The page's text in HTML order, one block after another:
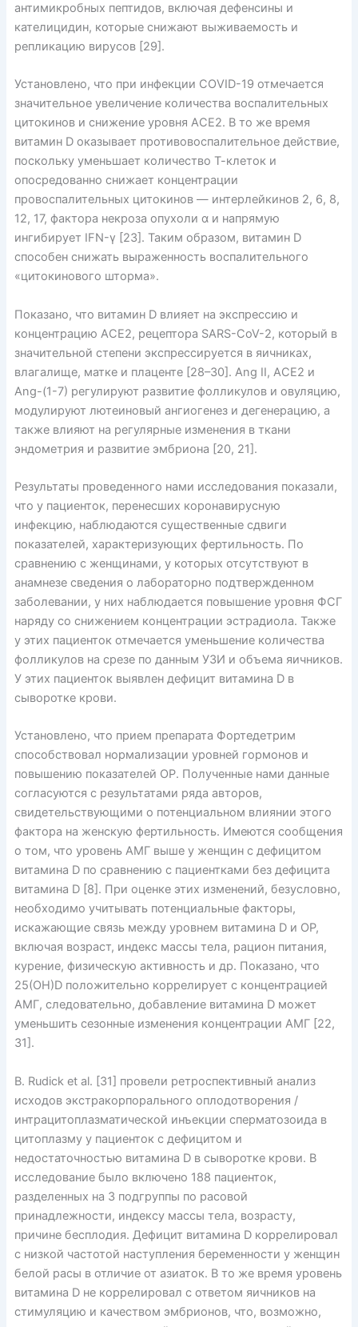
антимикробных пептидов, включая дефенсины и
кателицидин, которые снижают выживаемость и
репликацию вирусов [29].
Установлено, что при инфекции COVID-19 отмечается
значительное увеличение количества воспалительных
цитокинов и снижение уровня ACE2. В то же время
витамин D оказывает противовоспалительное действие,
поскольку уменьшает количество Т-клеток и
опосредованно снижает концентрации
провоспалительных цитокинов — интерлейкинов 2, 6, 8,
12, 17, фактора некроза опухоли α и напрямую
ингибирует IFN-γ [23]. Таким образом, витамин D
способен снижать выраженность воспалительного
«цитокинового шторма».
Показано, что витамин D влияет на экспрессию и
концентрацию ACE2, рецептора SARS-CoV-2, который в
значительной степени экспрессируется в яичниках,
влагалище, матке и плаценте [28–30]. Ang II, ACE2 и
Ang-(1-7) регулируют развитие фолликулов и овуляцию,
модулируют лютеиновый ангиогенез и дегенерацию, а
также влияют на регулярные изменения в ткани
эндометрия и развитие эмбриона [20, 21].
Результаты проведенного нами исследования показали,
что у пациенток, перенесших коронавирусную
инфекцию, наблюдаются существенные сдвиги
показателей, характеризующих фертильность. По
сравнению с женщинами, у которых отсутствуют в
анамнезе сведения о лабораторно подтвержденном
заболевании, у них наблюдается повышение уровня ФСГ
наряду со снижением концентрации эстрадиола. Также
у этих пациенток отмечается уменьшение количества
фолликулов на срезе по данным УЗИ и объема яичников.
У этих пациенток выявлен дефицит витамина D в
сыворотке крови.
Установлено, что прием препарата Фортедетрим
способствовал нормализации уровней гормонов и
повышению показателей ОР. Полученные нами данные
согласуются с результатами ряда авторов,
свидетельствующими о потенциальном влиянии этого
фактора на женскую фертильность. Имеются сообщения
о том, что уровень AМГ выше у женщин с дефицитом
витамина D по сравнению с пациентками без дефицита
витамина D [8]. При оценке этих изменений, безусловно,
необходимо учитывать потенциальные факторы,
искажающие связь между уровнем витамина D и ОР,
включая возраст, индекс массы тела, рацион питания,
курение, физическую активность и др. Показано, что
25(ОН)D положительно коррелирует с концентрацией
АМГ, следовательно, добавление витамина D может
уменьшить сезонные изменения концентрации АМГ [22,
31].
B. Rudick et al. [31] провели ретроспективный анализ
исходов экстракорпорального оплодотворения /
интрацитоплазматической инъекции сперматозоида в
цитоплазму у пациенток с дефицитом и
недостаточностью витамина D в сыворотке крови. В
исследование было включено 188 пациенток,
разделенных на 3 подгруппы по расовой
принадлежности, индексу массы тела, возрасту,
причине бесплодия. Дефицит витамина D коррелировал
с низкой частотой наступления беременности у женщин
белой расы в отличие от азиаток. В то же время уровень
витамина D не коррелировал с ответом яичников на
стимуляцию и качеством эмбрионов, что, возможно,